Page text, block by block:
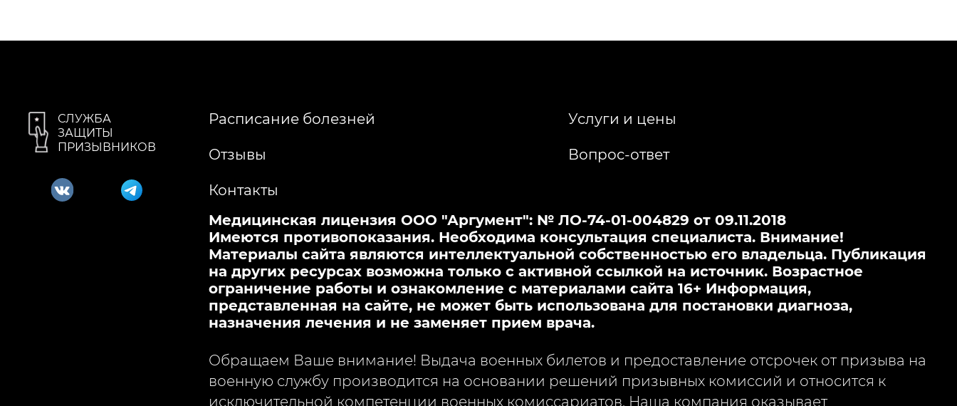
СЛУЖБА
ЗАЩИТЫ
ПРИЗЫВНИКОВ
Расписание болезней Услуги и цены
Отзывы Вопрос-ответ
Контакты
Медицинская лицензия ООО "Аргумент": № ЛО-74-01-004829 от 09.11.2018
Имеются противопоказания. Необходима консультация специалиста. Внимание!
Материалы сайта являются интеллектуальной собственностью его владельца. Публикация
на других ресурсах возможна только с активной ссылкой на источник. Возрастное
ограничение работы и ознакомление с материалами сайта 16+ Информация,
представленная на сайте, не может быть использована для постановки диагноза,
назначения лечения и не заменяет прием врача.
Обращаем Ваше внимание! Выдача военных билетов и предоставление отсрочек от призыва на
военную службу производится на основании решений призывных комиссий и относится к
исключительной компетенции военных комиссариатов. Наша компания оказывает